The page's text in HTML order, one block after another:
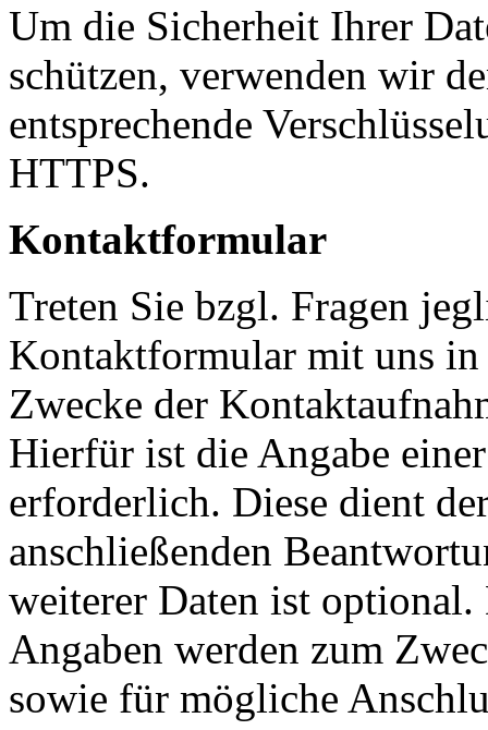
Um die Sicherheit Ihrer
schützen, verwenden wir
entsprechende
HTTPS.
Kontaktformular
Treten Sie bzgl. Fragen
Kontaktformular mit uns
Zwecke der
Hierfür ist die Angabe
erforderlich. Diese dient
anschließenden
weiterer Daten ist
Angaben werden zum
sowie für mögliche